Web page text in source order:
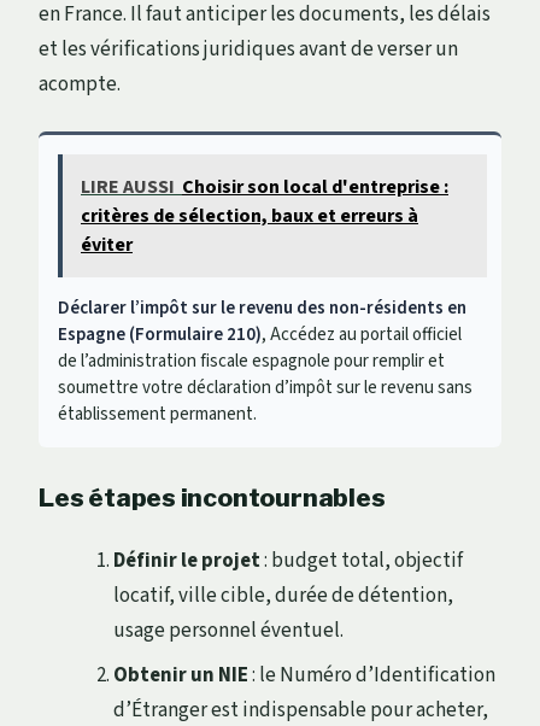
en France. Il faut anticiper les documents, les délais
et les vérifications juridiques avant de verser un
acompte.
LIRE AUSSI Choisir son local d'entreprise :
critères de sélection, baux et erreurs à
éviter
Déclarer l’impôt sur le revenu des non-résidents en
Espagne (Formulaire 210), Accédez au portail officiel
de l’administration fiscale espagnole pour remplir et
soumettre votre déclaration d’impôt sur le revenu sans
établissement permanent.
Les étapes incontournables
Définir le projet: budget total, objectif
locatif, ville cible, durée de détention,
usage personnel éventuel.
Obtenir un NIE: le Numéro d’Identification
d’Étranger est indispensable pour acheter,